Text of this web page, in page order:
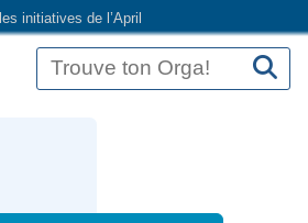
initiatives de l’April